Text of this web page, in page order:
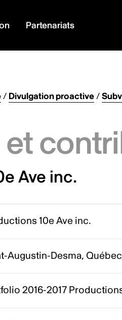
Partenariats
/ Divulgation proactive/
Ave inc.
10e Ave inc.
Augustin-Desma,
2016-2017